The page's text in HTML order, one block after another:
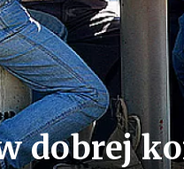
dobrej